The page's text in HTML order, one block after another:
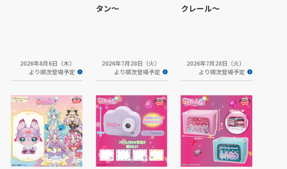
2026年8月6日（木）
より順次登場予定
タン～
2026年7月28日（火）
より順次登場予定
クレール～
2026年7月28日（火）
より順次登場予定